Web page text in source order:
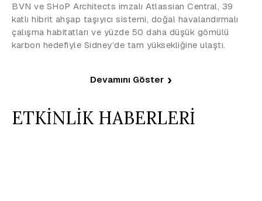
BVN ve SHoP Architects imzalı Atlassian Central, 39
katlı hibrit ahşap taşıyıcı sistemi, doğal havalandırmalı
çalışma habitatları ve yüzde 50 daha düşük gömülü
karbon hedefiyle Sidney’de tam yüksekliğine ulaştı.
Devamını Göster
ETKİNLİK HABERLERİ